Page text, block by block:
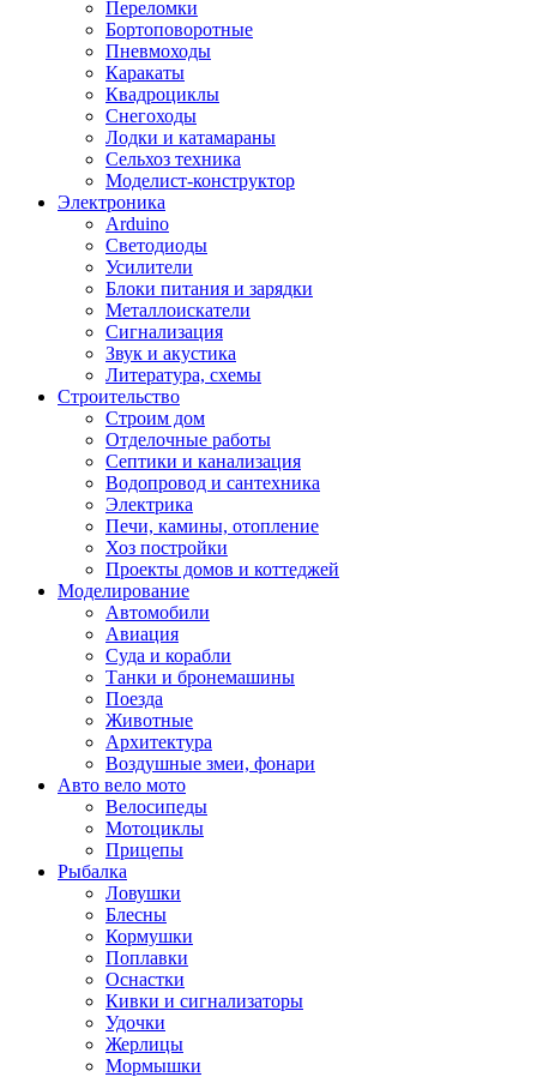
Переломки
Бортоповоротные
Пневмоходы
Каракаты
Квадроциклы
Снегоходы
Лодки и катамараны
Сельхоз техника
Моделист-конструктор
Электроника
Arduino
Светодиоды
Усилители
Блоки питания и зарядки
Металлоискатели
Сигнализация
Звук и акустика
Литература, схемы
Строительство
Строим дом
Отделочные работы
Септики и канализация
Водопровод и сантехника
Электрика
Печи, камины, отопление
Хоз постройки
Проекты домов и коттеджей
Моделирование
Автомобили
Авиация
Суда и корабли
Танки и бронемашины
Поезда
Животные
Архитектура
Воздушные змеи, фонари
Авто вело мото
Велосипеды
Мотоциклы
Прицепы
Рыбалка
Ловушки
Блесны
Кормушки
Поплавки
Оснастки
Кивки и сигнализаторы
Удочки
Жерлицы
Мормышки